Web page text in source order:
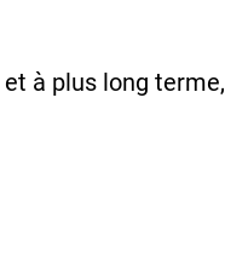
et à plus long terme,